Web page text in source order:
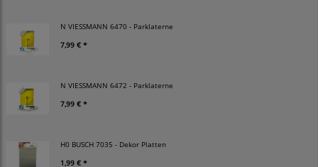
N VIESSMANN 6470 - Parklaterne
7,99 € *
N VIESSMANN 6472 - Parklaterne
7,99 € *
H0 BUSCH 7035 - Dekor Platten
1,99 € *